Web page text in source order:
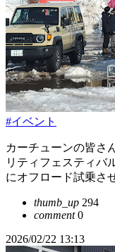
#イベント
カーチューンの皆さ
リティフェスティバ
にオフロード試乗さ
thumb_up 294
comment0
2026/02/22 13:13